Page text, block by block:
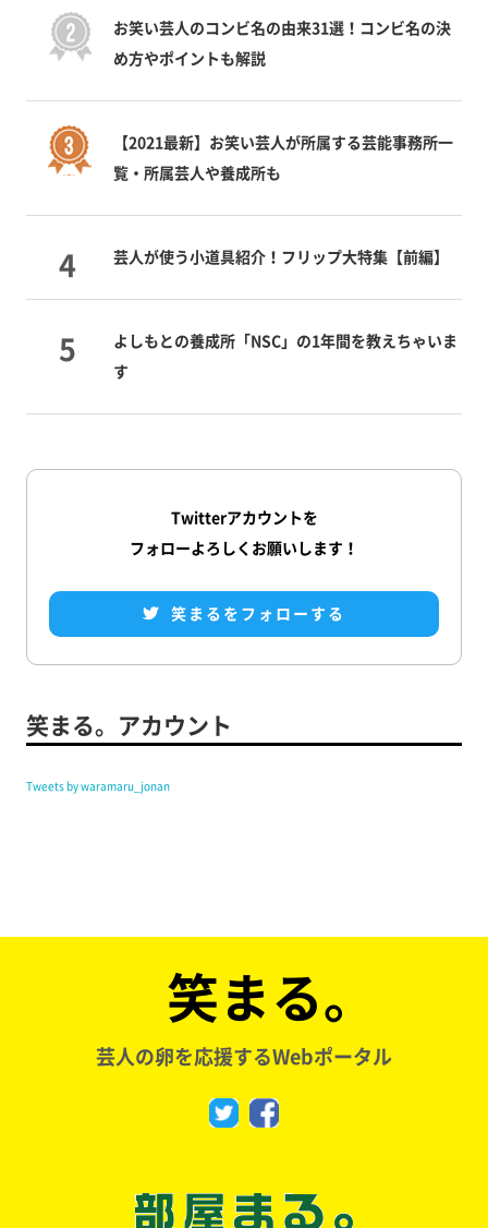
お笑い芸人のコンビ名の由来31選！コンビ名の決
め方やポイントも解説
【2021最新】お笑い芸人が所属する芸能事務所一
覧・所属芸人や養成所も
芸人が使う小道具紹介！フリップ大特集【前編】
よしもとの養成所「NSC」の1年間を教えちゃいま
す
Twitterアカウントを
フォローよろしくお願いします！
笑まるをフォローする
笑まる。アカウント
Tweets by waramaru_jonan
笑まる。
芸人の卵を応援するWebポータル